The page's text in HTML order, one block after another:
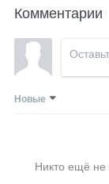
Комментарии
Новые
Никто ещё не